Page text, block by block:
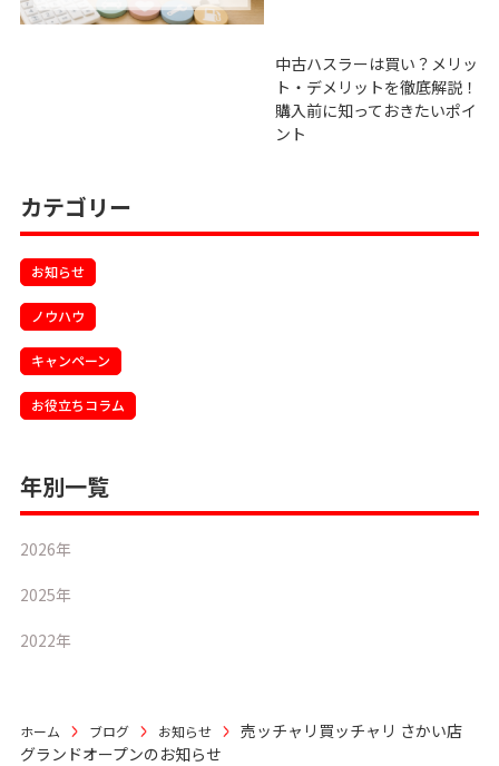
中古ハスラーは買い？メリッ
ト・デメリットを徹底解説！
購入前に知っておきたいポイ
ント
カテゴリー
お知らせ
ノウハウ
キャンペーン
お役立ちコラム
年別一覧
2026年
2025年
2022年
ホーム ブログ お知らせ
売ッチャリ買ッチャリ さかい店
グランドオープンのお知らせ